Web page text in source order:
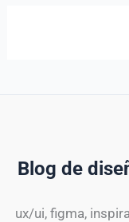
Blog de
ux/ui, figma,